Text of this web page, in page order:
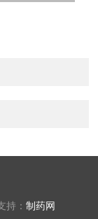
持：制药网